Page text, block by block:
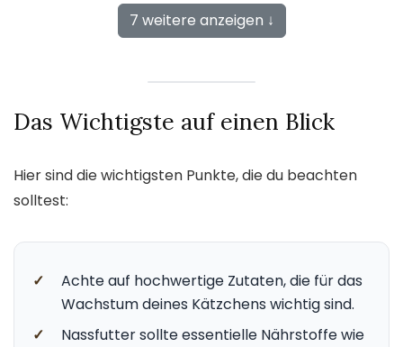
7 weitere anzeigen ↓
Das Wichtigste auf einen Blick
Hier sind die wichtigsten Punkte, die du beachten
solltest:
✓
Achte auf hochwertige Zutaten, die für das
Wachstum deines Kätzchens wichtig sind.
✓
Nassfutter sollte essentielle Nährstoffe wie